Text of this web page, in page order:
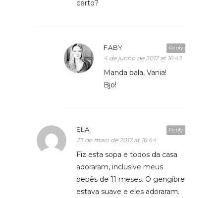
certo?
Reply
FABY
4 de junho de 2012 at 16:43
Manda bala, Vania!
Bjo!
Reply
ELA
23 de maio de 2012 at 16:44
Fiz esta sopa e todos da casa
adoraram, inclusive meus
bebês de 11 meses. O gengibre
estava suave e eles adoraram.